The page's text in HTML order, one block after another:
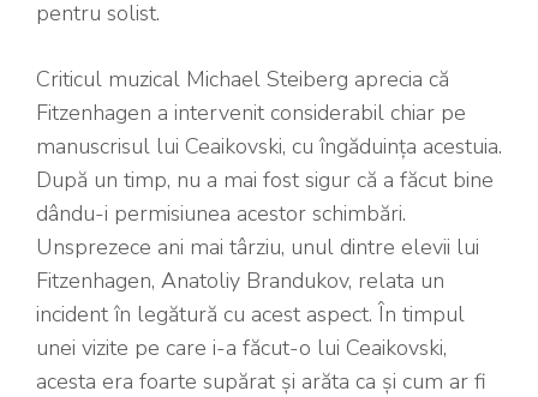
pentru solist.
Criticul muzical Michael Steiberg aprecia că
Fitzenhagen a intervenit considerabil chiar pe
manuscrisul lui Ceaikovski, cu îngăduința acestuia.
După un timp, nu a mai fost sigur că a făcut bine
dându-i permisiunea acestor schimbări.
Unsprezece ani mai târziu, unul dintre elevii lui
Fitzenhagen, Anatoliy Brandukov, relata un
incident în legătură cu acest aspect. În timpul
unei vizite pe care i-a făcut-o lui Ceaikovski,
acesta era foarte supărat și arăta ca și cum ar fi